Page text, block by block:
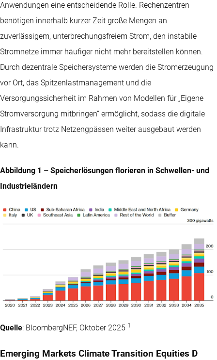
Anwendungen eine entscheidende Rolle. Rechenzentren
benötigen innerhalb kurzer Zeit große Mengen an
zuverlässigem, unterbrechungsfreiem Strom, den instabile
Stromnetze immer häufiger nicht mehr bereitstellen können.
Durch dezentrale Speichersysteme werden die Stromerzeugung
vor Ort, das Spitzenlastmanagement und die
Versorgungssicherheit im Rahmen von Modellen für „Eigene
Stromversorgung mitbringen“ ermöglicht, sodass die digitale
Infrastruktur trotz Netzengpässen weiter ausgebaut werden
kann.
Abbildung 1 – Speicherlösungen florieren in Schwellen- und
Industrieländern
Quelle: BloombergNEF, Oktober 2025 1
Emerging Markets Climate Transition Equities D